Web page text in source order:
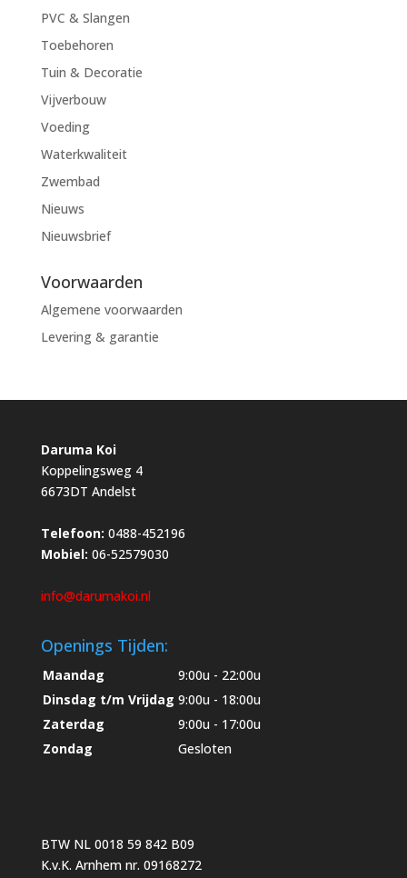
PVC & Slangen
Toebehoren
Tuin & Decoratie
Vijverbouw
Voeding
Waterkwaliteit
Zwembad
Nieuws
Nieuwsbrief
Voorwaarden
Algemene voorwaarden
Levering & garantie
Daruma Koi
Koppelingsweg 4
6673DT Andelst
Telefoon: 0488-452196
Mobiel: 06-52579030
info@darumakoi.nl
Openings Tijden:
Maandag
9:00u - 22:00u
Dinsdag t/m Vrijdag 9:00u - 18:00u
Zaterdag
9:00u - 17:00u
Zondag
Gesloten
BTW NL 0018 59 842 B09
K.v.K. Arnhem nr. 09168272